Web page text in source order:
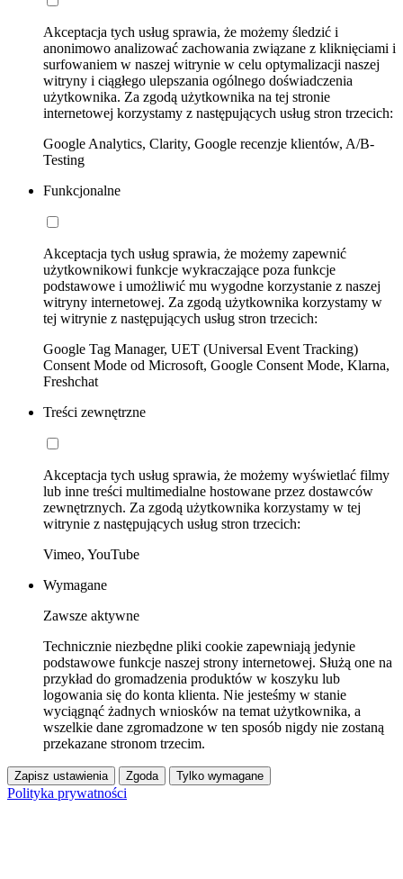
Akceptacja tych usług sprawia, że możemy śledzić i
anonimowo analizować zachowania związane z kliknięciami i
surfowaniem w naszej witrynie w celu optymalizacji naszej
witryny i ciągłego ulepszania ogólnego doświadczenia
użytkownika. Za zgodą użytkownika na tej stronie
internetowej korzystamy z następujących usług stron trzecich:
Google Analytics, Clarity, Google recenzje klientów, A/B-
Testing
Funkcjonalne
Akceptacja tych usług sprawia, że możemy zapewnić
użytkownikowi funkcje wykraczające poza funkcje
podstawowe i umożliwić mu wygodne korzystanie z naszej
witryny internetowej. Za zgodą użytkownika korzystamy w
tej witrynie z następujących usług stron trzecich:
Google Tag Manager, UET (Universal Event Tracking)
Consent Mode od Microsoft, Google Consent Mode, Klarna,
Freshchat
Treści zewnętrzne
Akceptacja tych usług sprawia, że możemy wyświetlać filmy
lub inne treści multimedialne hostowane przez dostawców
zewnętrznych. Za zgodą użytkownika korzystamy w tej
witrynie z następujących usług stron trzecich:
Vimeo, YouTube
Wymagane
Zawsze aktywne
Technicznie niezbędne pliki cookie zapewniają jedynie
podstawowe funkcje naszej strony internetowej. Służą one na
przykład do gromadzenia produktów w koszyku lub
logowania się do konta klienta. Nie jesteśmy w stanie
wyciągnąć żadnych wniosków na temat użytkownika, a
wszelkie dane zgromadzone w ten sposób nigdy nie zostaną
przekazane stronom trzecim.
Zapisz ustawienia Zgoda Tylko wymagane
Polityka prywatności